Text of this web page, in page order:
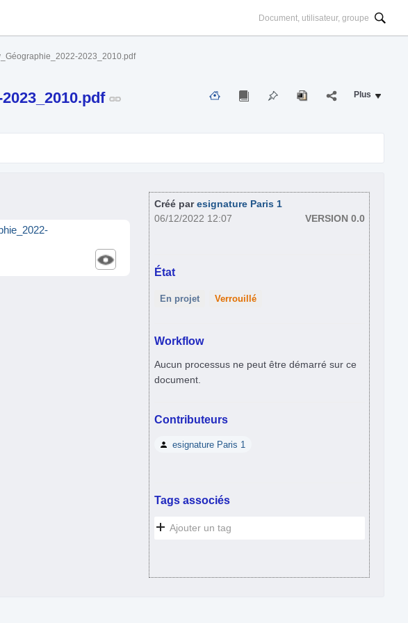
2023_2010.pdf
Plus
Créé paresignature Paris 1
06/12/2022 12:07
VERSION 0.0
État
En projet Verrouillé
Workflow
Aucun processus ne peut être démarré sur ce
document.
Contributeurs
esignature Paris 1
Tags associés